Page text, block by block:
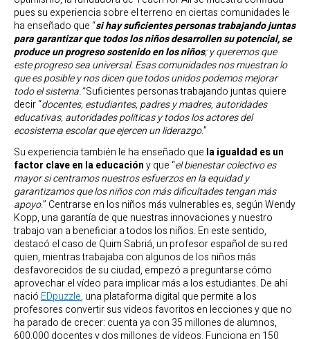
pues su experiencia sobre el terreno en ciertas comunidades le
ha enseñado que “si hay suficientes personas trabajando juntas
para garantizar que todos los niños desarrollen su potencial, se
produce un progreso sostenido en los niños; y queremos que
este progreso sea universal. Esas comunidades nos muestran lo
que es posible y nos dicen que todos unidos podemos mejorar
todo el sistema.”Suficientes personas trabajando juntas quiere
decir “docentes, estudiantes, padres y madres, autoridades
educativas, autoridades políticas y todos los actores del
ecosistema escolar que ejercen un liderazgo.”
Su experiencia también le ha enseñado que la igualdad es un
factor clave en la educacióny que “el bienestar colectivo es
mayor si centramos nuestros esfuerzos en la equidad y
garantizamos que los niños con más dificultades tengan más
apoyo.” Centrarse en los niños más vulnerables es, según Wendy
Kopp, una garantía de que nuestras innovaciones y nuestro
trabajo van a beneficiar a todos los niños. En este sentido,
destacó el caso de Quim Sabriá, un profesor español de su red
quien, mientras trabajaba con algunos de los niños más
desfavorecidos de su ciudad, empezó a preguntarse cómo
aprovechar el vídeo para implicar más a los estudiantes. De ahí
nació EDpuzzle, una plataforma digital que permite a los
profesores convertir sus videos favoritos en lecciones y que no
ha parado de crecer: cuenta ya con 35 millones de alumnos,
600.000 docentes y dos millones de vídeos. Funciona en 150